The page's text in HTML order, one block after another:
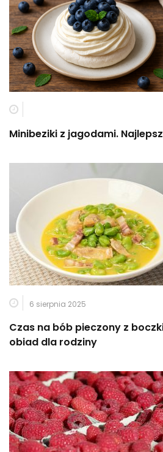
Minibeziki z jagodami.
6 sierpnia 2025
Czas na bób pieczony z
obiad dla rodziny